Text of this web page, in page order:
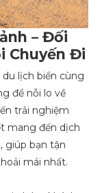
– Đối
Chuyến Đi
lịch biển cùng
để nỗi lo về
trải nghiệm
mang đến dịch
giúp bạn tận
mái nhất.